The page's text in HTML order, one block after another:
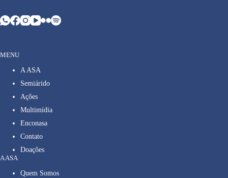
MENU
A ASA
Semiárido
Ações
Multimídia
Enconasa
Contato
Doações
A ASA
Quem Somos